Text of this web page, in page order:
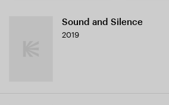
Sound and Silence
2019